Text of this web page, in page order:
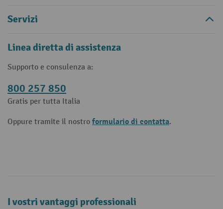
Servizi
Linea diretta di assistenza
Supporto e consulenza a:
800 257 850
Gratis per tutta Italia
Oppure tramite il nostro formulario di contatta.
I vostri vantaggi professionali